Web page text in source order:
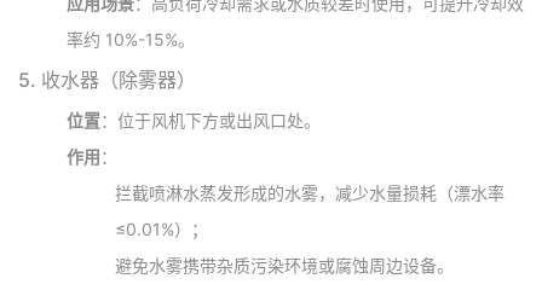
率约 10%-15%。
5. 收水器（除雾器）
位置：位于风机下方或出风口处。
作用：
拦截喷淋水蒸发形成的水雾，减少水量损耗（漂水率
≤0.01%）；
避免水雾携带杂质污染环境或腐蚀周边设备。